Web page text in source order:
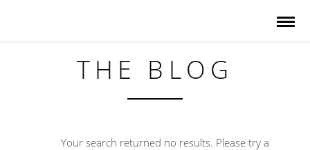
THE BLOG
Your search returned no results. Please try a